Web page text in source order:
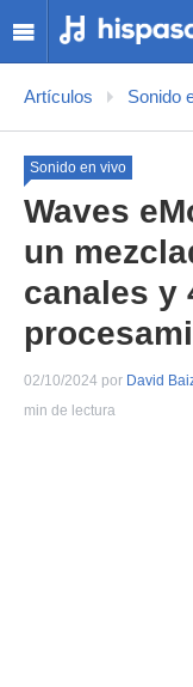
Artículos Sonido
Sonido en vivo
Waves
un
canales y
02/10/2024 por David
min de lectura